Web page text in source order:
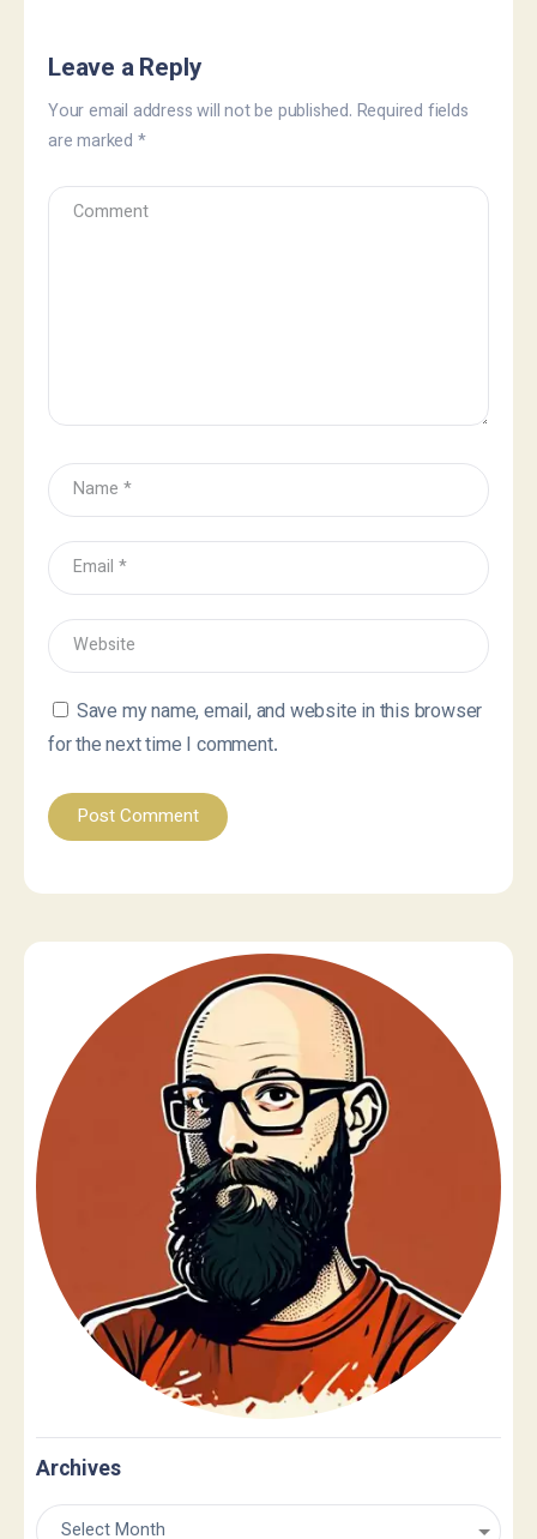
Leave a Reply
Your email address will not be published. Required fields
are marked *
Save my name, email, and website in this browser
for the next time I comment.
Archives